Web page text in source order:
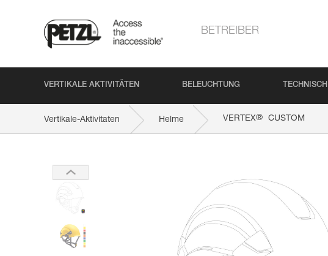
BETREIBER
VERTIKALE AKTIVITÄTEN BELEUCHTUNG
Vertikale-Aktivitaten Helme VERTEX® CUSTOM